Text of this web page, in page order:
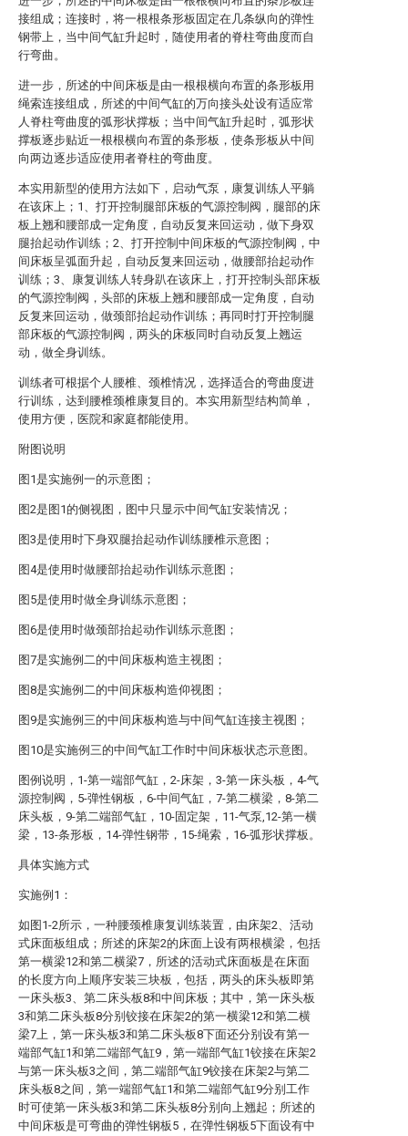
接组成；连接时，将一根根条形板固定在几条纵向的弹性
钢带上，当中间气缸升起时，随使用者的脊柱弯曲度而自
行弯曲。
进一步，所述的中间床板是由一根根横向布置的条形板用
绳索连接组成，所述的中间气缸的万向接头处设有适应常
人脊柱弯曲度的弧形状撑板；当中间气缸升起时，弧形状
撑板逐步贴近一根根横向布置的条形板，使条形板从中间
向两边逐步适应使用者脊柱的弯曲度。
本实用新型的使用方法如下，启动气泵，康复训练人平躺
在该床上；1、打开控制腿部床板的气源控制阀，腿部的床
板上翘和腰部成一定角度，自动反复来回运动，做下身双
腿抬起动作训练；2、打开控制中间床板的气源控制阀，中
间床板呈弧面升起，自动反复来回运动，做腰部抬起动作
训练；3、康复训练人转身趴在该床上，打开控制头部床板
的气源控制阀，头部的床板上翘和腰部成一定角度，自动
反复来回运动，做颈部抬起动作训练；再同时打开控制腿
部床板的气源控制阀，两头的床板同时自动反复上翘运
动，做全身训练。
训练者可根据个人腰椎、颈椎情况，选择适合的弯曲度进
行训练，达到腰椎颈椎康复目的。本实用新型结构简单，
使用方便，医院和家庭都能使用。
附图说明
图1是实施例一的示意图；
图2是图1的侧视图，图中只显示中间气缸安装情况；
图3是使用时下身双腿抬起动作训练腰椎示意图；
图4是使用时做腰部抬起动作训练示意图；
图5是使用时做全身训练示意图；
图6是使用时做颈部抬起动作训练示意图；
图7是实施例二的中间床板构造主视图；
图8是实施例二的中间床板构造仰视图；
图9是实施例三的中间床板构造与中间气缸连接主视图；
图10是实施例三的中间气缸工作时中间床板状态示意图。
图例说明，1-第一端部气缸，2-床架，3-第一床头板，4-气
源控制阀，5-弹性钢板，6-中间气缸，7-第二横梁，8-第二
床头板，9-第二端部气缸，10-固定架，11-气泵,12-第一横
梁，13-条形板，14-弹性钢带，15-绳索，16-弧形状撑板。
具体实施方式
实施例1：
如图1-2所示，一种腰颈椎康复训练装置，由床架2、活动
式床面板组成；所述的床架2的床面上设有两根横梁，包括
第一横梁12和第二横梁7，所述的活动式床面板是在床面
的长度方向上顺序安装三块板，包括，两头的床头板即第
一床头板3、第二床头板8和中间床板；其中，第一床头板
3和第二床头板8分别铰接在床架2的第一横梁12和第二横
梁7上，第一床头板3和第二床头板8下面还分别设有第一
端部气缸1和第二端部气缸9，第一端部气缸1铰接在床架2
与第一床头板3之间，第二端部气缸9铰接在床架2与第二
床头板8之间，第一端部气缸1和第二端部气缸9分别工作
时可使第一床头板3和第二床头板8分别向上翘起；所述的
中间床板是可弯曲的弹性钢板5，在弹性钢板5下面设有中